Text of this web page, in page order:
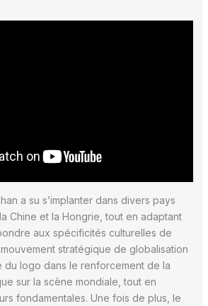
a su s’implanter dans divers pays
Chine et la Hongrie, tout en adaptant
aux spécificités culturelles de
stratégique de globalisation
du logo dans le renforcement de la
sur la scène mondiale, tout en
fondamentales. Une fois de plus, le